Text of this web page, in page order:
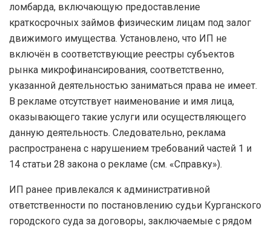
ломбарда, включающую предоставление
краткосрочных займов физическим лицам под залог
движимого имущества. Установлено, что ИП не
включён в соответствующие реестры субъектов
рынка микрофинансирования, соответственно,
указанной деятельностью заниматься права не имеет.
В рекламе отсутствует наименование и имя лица,
оказывающего такие услуги или осуществляющего
данную деятельность. Следовательно, реклама
распространена с нарушением требований частей 1 и
14 статьи 28 закона о рекламе (см. «Справку»).
ИП ранее привлекался к административной
ответственности по постановлению судьи Курганского
городского суда за договоры, заключаемые с рядом